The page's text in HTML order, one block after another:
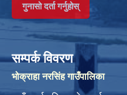
गुनासो दर्ता गर्नुहोस्
सम्पर्क विवरण
भोक्राहा नरसिंह गाउँपालिका